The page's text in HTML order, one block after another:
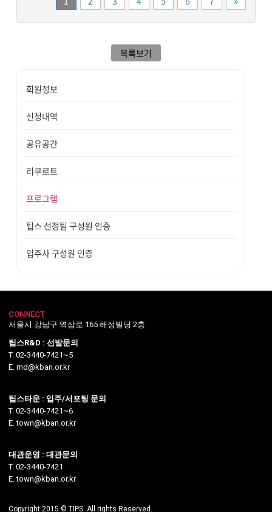
목록보기
회원정보
신청내역
공유공간
리쿠르트
프로그램
팁스 선정팀 구성원 인증
입주사 구성원 인증
CONNECT
서울시 강남구 역삼로 165 해성빌딩 2층
팁스R&D : 선발문의
T. 02-3440-7421~5
E. rnd@kban.or.kr
팁스타운 : 입주/서포팅 문의
T. 02-3440-7421~6
E. town@kban.or.kr
대관운영 : 대관문의
T. 02-3440-7421
E. town@kban.or.kr
Copyright 2015 © TIPS. All rights Reserved.